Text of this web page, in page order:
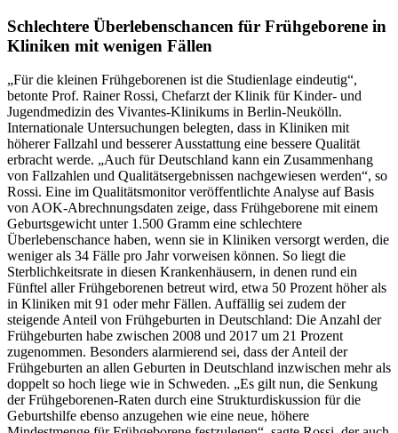
Schlechtere Überlebenschancen für Frühgeborene in
Kliniken mit wenigen Fällen
„Für die kleinen Frühgeborenen ist die Studienlage eindeutig“,
betonte Prof. Rainer Rossi, Chefarzt der Klinik für Kinder- und
Jugendmedizin des Vivantes-Klinikums in Berlin-Neukölln.
Internationale Untersuchungen belegten, dass in Kliniken mit
höherer Fallzahl und besserer Ausstattung eine bessere Qualität
erbracht werde. „Auch für Deutschland kann ein Zusammenhang
von Fallzahlen und Qualitätsergebnissen nachgewiesen werden“, so
Rossi. Eine im Qualitätsmonitor veröffentlichte Analyse auf Basis
von AOK-Abrechnungsdaten zeige, dass Frühgeborene mit einem
Geburtsgewicht unter 1.500 Gramm eine schlechtere
Überlebenschance haben, wenn sie in Kliniken versorgt werden, die
weniger als 34 Fälle pro Jahr vorweisen können. So liegt die
Sterblichkeitsrate in diesen Krankenhäusern, in denen rund ein
Fünftel aller Frühgeborenen betreut wird, etwa 50 Prozent höher als
in Kliniken mit 91 oder mehr Fällen. Auffällig sei zudem der
steigende Anteil von Frühgeburten in Deutschland: Die Anzahl der
Frühgeburten habe zwischen 2008 und 2017 um 21 Prozent
zugenommen. Besonders alarmierend sei, dass der Anteil der
Frühgeburten an allen Geburten in Deutschland inzwischen mehr als
doppelt so hoch liege wie in Schweden. „Es gilt nun, die Senkung
der Frühgeborenen-Raten durch eine Strukturdiskussion für die
Geburtshilfe ebenso anzugehen wie eine neue, höhere